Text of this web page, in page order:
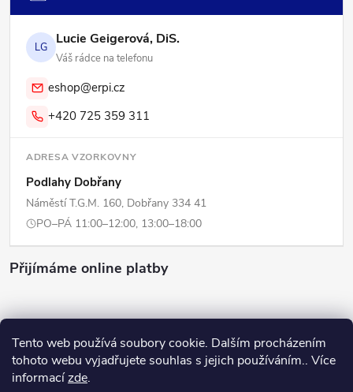
Tento web používá soubory cookie. Dalším procházením
tohoto webu vyjadřujete souhlas s jejich používáním.. Více
informacízde.
LG Lucie Geigerová, DiS.
Váš rádce na telefonu
eshop@erpi.cz
+420 725 359 311
ADRESA VZORKOVNY
Podlahy Dobřany
Náměstí T.G.M. 160, Dobřany 334 41
PO–PÁ 11:00–12:00, 13:00–18:00
Přijímáme online platby
Copyright 2026ERPI - Domov. Všechna práva vyhrazena.Upravit